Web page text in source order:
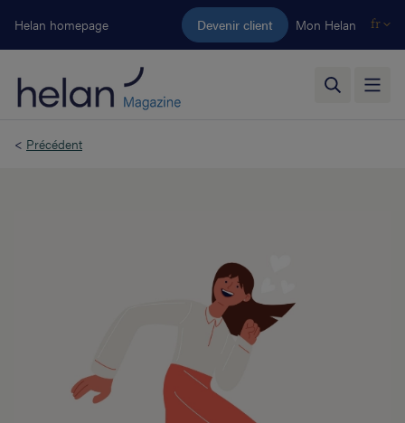
Aller au contenu principal
Helan homepage Devenir client Mon Helan fr
< Précédent